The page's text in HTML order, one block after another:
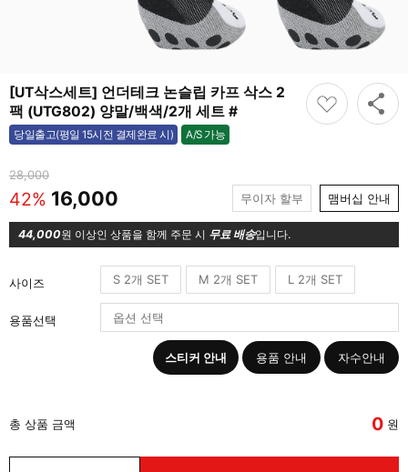
[UT삭스세트] 언더테크 논슬립 카프 삭스 2
팩 (UTG802) 양말/백색/2개 세트 #
당일출고(평일 15시전 결제완료 시) A/S 가능
가능
28,000
42% 16,000 무이자 할부 맴버십 안내
44,000원 이상인 상품을 함께 주문 시 무료 배송입니다.
사이즈 S 2개 SET M 2개 SET L 2개 SET
용품선택
스티커 안내 용품 안내 자수안내
총 상품 금액 0 원